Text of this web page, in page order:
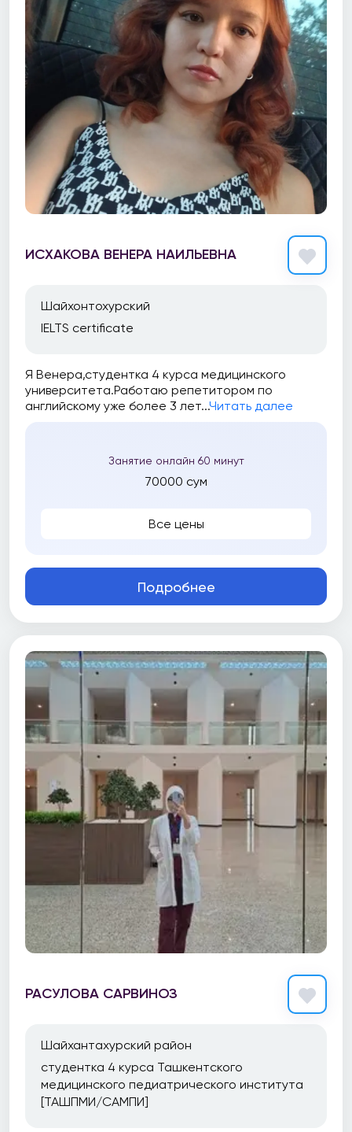
ИСХАКОВА ВЕНЕРА НАИЛЬЕВНА
Шайхонтохурский
IELTS certificate
Я Венера,студентка 4 курса медицинского
университета.Работаю репетитором по
английскому уже более 3 лет...Читать далее
Занятие онлайн 60 минут
70000 сум
Все цены
Подробнее
РАСУЛОВА САРВИНОЗ
Шайхантахурский район
студентка 4 курса Ташкентского
медицинского педиатрического института
[ТАШПМИ/САМПИ]